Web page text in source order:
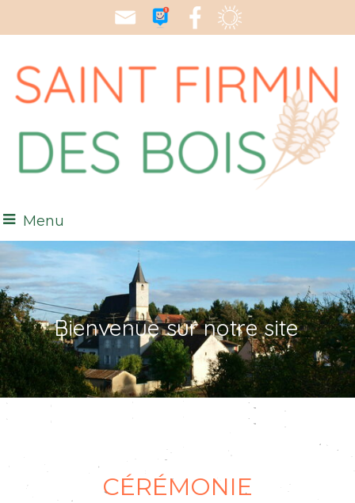
Menu
Bienvenue sur notre site
CÉRÉMONIE